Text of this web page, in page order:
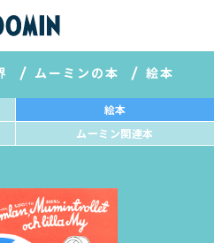
ムーミンの本 絵本
絵本
ムーミン関連本